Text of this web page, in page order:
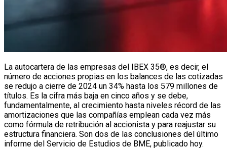
La autocartera de las empresas del IBEX 35®, es decir, el
número de acciones propias en los balances de las cotizadas
se redujo a cierre de 2024 un 34% hasta los 579 millones de
títulos. Es la cifra más baja en cinco años y se debe,
fundamentalmente, al crecimiento hasta niveles récord de las
amortizaciones que las compañías emplean cada vez más
como fórmula de retribución al accionista y para reajustar su
estructura financiera. Son dos de las conclusiones del último
informe del Servicio de Estudios de BME, publicado hoy.